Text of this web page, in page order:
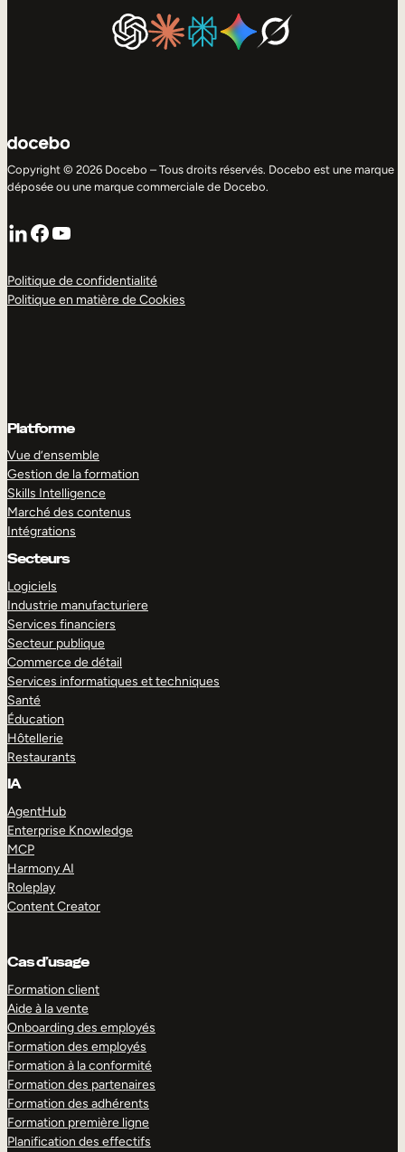
Copyright © 2026 Docebo – Tous droits réservés. Docebo est une marque
déposée ou une marque commerciale de Docebo.
LinkedIn
Facebook
YouTube
Politique de confidentialité
Politique en matière de Cookies
Platforme
Vue d’ensemble
Gestion de la formation
Skills Intelligence
Marché des contenus
Intégrations
Secteurs
Logiciels
Industrie manufacturiere
Services financiers
Secteur publique
Commerce de détail
Services informatiques et techniques
Santé
Éducation
Hôtellerie
Restaurants
IA
AgentHub
Enterprise Knowledge
MCP
Harmony AI
Roleplay
Content Creator
Cas d’usage
Formation client
Aide à la vente
Onboarding des employés
Formation des employés
Formation à la conformité
Formation des partenaires
Formation des adhérents
Formation première ligne
Planification des effectifs